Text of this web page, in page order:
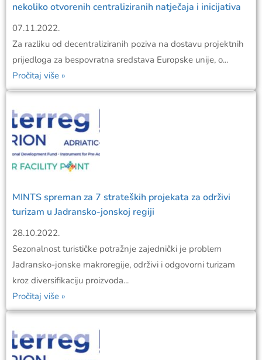
nekoliko otvorenih centraliziranih natječaja i inicijativa
07.11.2022.
Za razliku od decentraliziranih poziva na dostavu projektnih
prijedloga za bespovratna sredstava Europske unije, o...
Pročitaj više »
MINTS spreman za 7 strateških projekata za održivi
turizam u Jadransko-jonskoj regiji
28.10.2022.
Sezonalnost turističke potražnje zajednički je problem
Jadransko-jonske makroregije, održivi i odgovorni turizam
kroz diversifikaciju proizvoda...
Pročitaj više »